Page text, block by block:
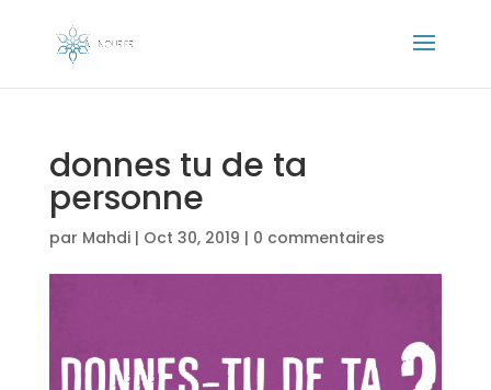
donnes tu de ta
personne
par Mahdi| Oct 30, 2019 | 0 commentaires